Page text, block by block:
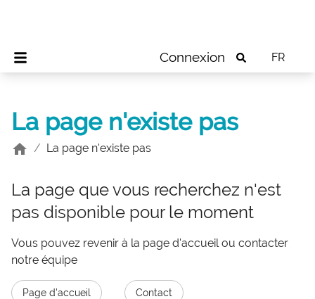
Connexion FR
La page n'existe pas
/ La page n'existe pas
La page que vous recherchez n'est
pas disponible pour le moment
Vous pouvez revenir à la page d'accueil ou contacter
notre équipe
Page d'accueil Contact